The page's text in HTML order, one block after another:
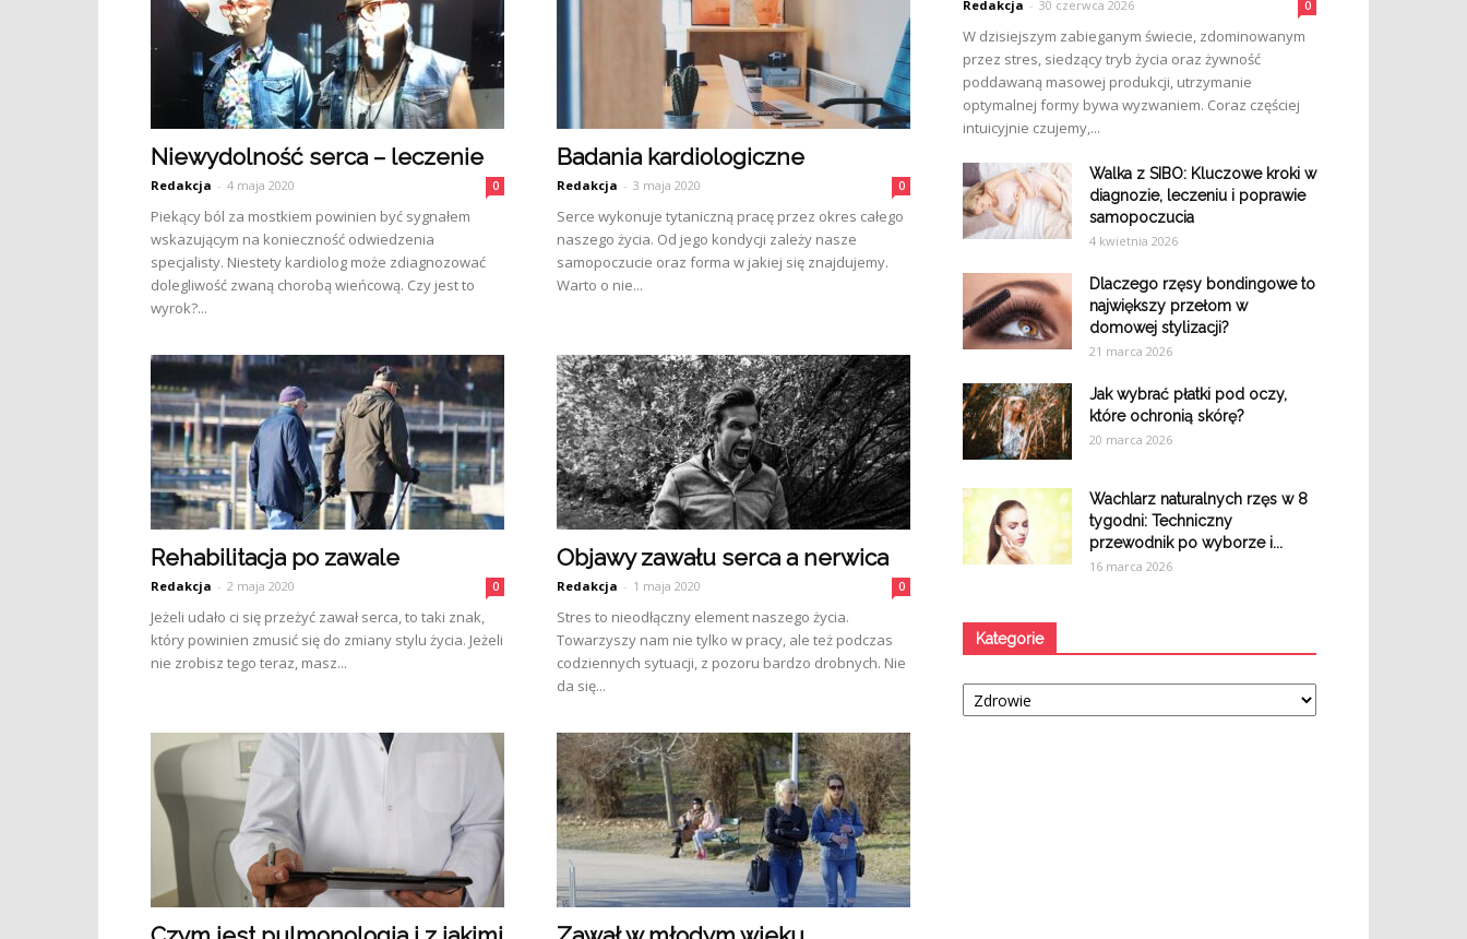
Niewydolność serca – leczenie
Redakcja - 4 maja 2020 0
Piekący ból za mostkiem powinien być sygnałem
wskazującym na konieczność odwiedzenia
specjalisty. Niestety kardiolog może zdiagnozować
dolegliwość zwaną chorobą wieńcową. Czy jest to
wyrok?...
Badania kardiologiczne
Redakcja - 3 maja 2020 0
Serce wykonuje tytaniczną pracę przez okres całego
naszego życia. Od jego kondycji zależy nasze
samopoczucie oraz forma w jakiej się znajdujemy.
Warto o nie...
Rehabilitacja po zawale
Redakcja - 2 maja 2020 0
Jeżeli udało ci się przeżyć zawał serca, to taki znak,
który powinien zmusić się do zmiany stylu życia. Jeżeli
nie zrobisz tego teraz, masz...
Objawy zawału serca a nerwica
Redakcja - 1 maja 2020 0
Stres to nieodłączny element naszego życia.
Towarzyszy nam nie tylko w pracy, ale też podczas
codziennych sytuacji, z pozoru bardzo drobnych. Nie
da się...
Redakcja - 30 czerwca 2026 0
W dzisiejszym zabieganym świecie, zdominowanym
przez stres, siedzący tryb życia oraz żywność
poddawaną masowej produkcji, utrzymanie
optymalnej formy bywa wyzwaniem. Coraz częściej
intuicyjnie czujemy,...
Walka z SIBO: Kluczowe kroki w
diagnozie, leczeniu i poprawie
samopoczucia
4 kwietnia 2026
Dlaczego rzęsy bondingowe to
największy przełom w
domowej stylizacji?
21 marca 2026
Jak wybrać płatki pod oczy,
które ochronią skórę?
20 marca 2026
Wachlarz naturalnych rzęs w 8
tygodni: Techniczny
przewodnik po wyborze i...
16 marca 2026
Kategorie
Kategorie